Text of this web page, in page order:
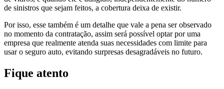
de sinistros que sejam feitos, a cobertura deixa de existir.
Por isso, esse também é um detalhe que vale a pena ser observado
no momento da contratação, assim será possível optar por uma
empresa que realmente atenda suas necessidades com limite para
usar o seguro auto, evitando surpresas desagradáveis no futuro.
Fique atento